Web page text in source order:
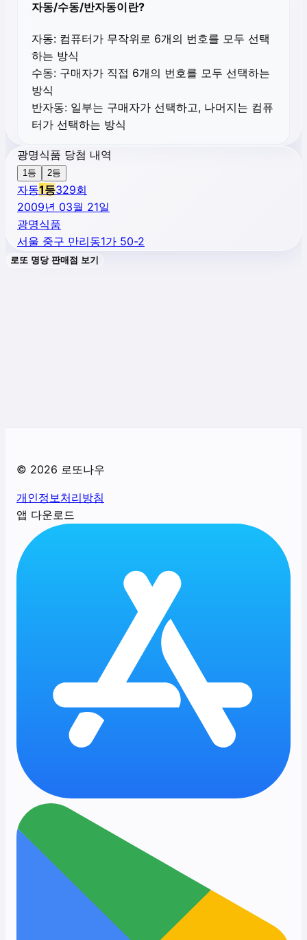
자동/수동/반자동이란?
자동: 컴퓨터가 무작위로 6개의 번호를 모두 선택
하는 방식
수동: 구매자가 직접 6개의 번호를 모두 선택하는
방식
반자동: 일부는 구매자가 선택하고, 나머지는 컴퓨
터가 선택하는 방식
광명식품 당첨 내역
1등 2등
자동1등329회
2009년 03월 21일
광명식품
서울 중구 만리동1가 50-2
로또 명당 판매점 보기
© 2026 로또나우
개인정보처리방침
앱 다운로드